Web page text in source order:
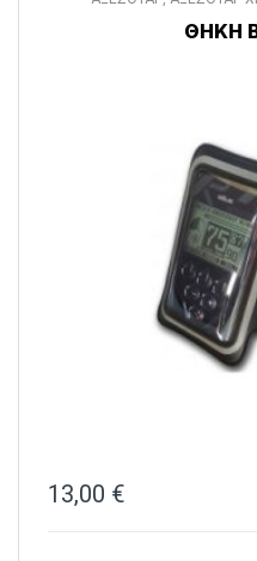
ΘΗΚΗ
13,00 €